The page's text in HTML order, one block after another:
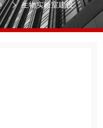
生物实验室建设